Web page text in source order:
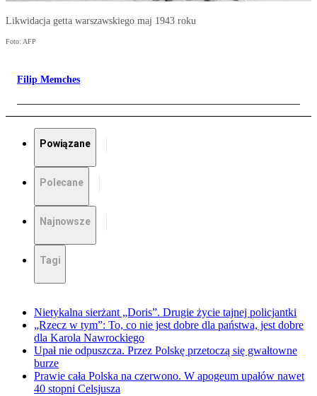
Likwidacja getta warszawskiego maj 1943 roku
Foto: AFP
Filip Memches
Powiązane
Polecane
Najnowsze
Tagi
Nietykalna sierżant „Doris”. Drugie życie tajnej policjantki
„Rzecz w tym”: To, co nie jest dobre dla państwa, jest dobre
dla Karola Nawrockiego
Upał nie odpuszcza. Przez Polskę przetoczą się gwałtowne
burze
Prawie cała Polska na czerwono. W apogeum upałów nawet
40 stopni Celsjusza